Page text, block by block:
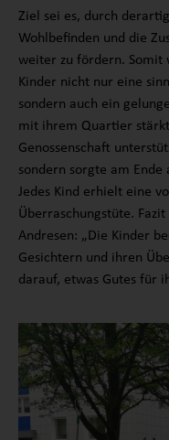
Ziel sei es, durch
Wohlbefinden und die
weiter zu fördern.
Kinder nicht nur eine
sondern auch ein
mit ihrem Quartier
Genossenschaft
sondern sorgte am Ende
Jedes Kind erhielt eine
Überraschungstüte.
Andresen: „Die Kinder
Gesichtern und ihren
darauf, etwas Gutes für